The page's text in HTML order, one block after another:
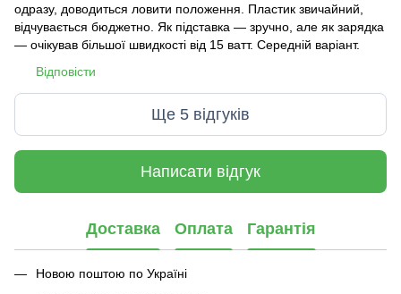
одразу, доводиться ловити положення. Пластик звичайний,
відчувається бюджетно. Як підставка — зручно, але як зарядка
— очікував більшої швидкості від 15 ватт. Середній варіант.
Відповісти
Ще 5 відгуків
Написати відгук
Доставка Оплата Гарантія
Новою поштою по Україні